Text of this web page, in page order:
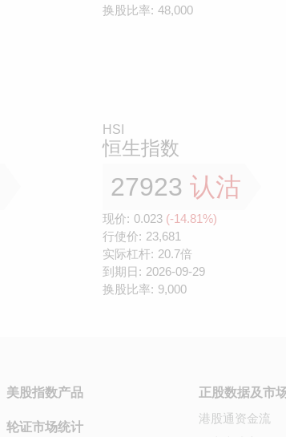
换股比率: 48,000
HSI
恒生指数
27923 认沽
现价: 0.023 (-14.81%)
行使价: 23,681
实际杠杆: 20.7倍
到期日: 2026-09-29
换股比率: 9,000
美股指数产品
轮证市场统计
正股数据及市
港股通资金流